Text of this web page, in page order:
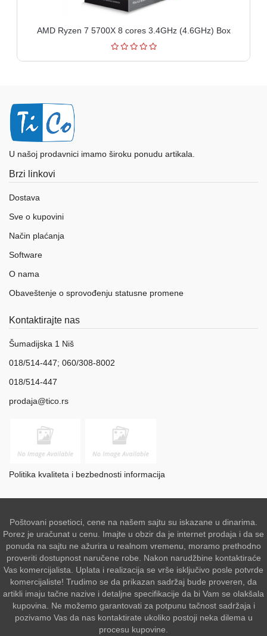
AMD Ryzen 7 5700X 8 cores 3.4GHz (4.6GHz) Box
U našoj prodavnici imamo široku ponudu artikala.
Brzi linkovi
Dostava
Sve o kupovini
Način plaćanja
Software
O nama
Obaveštenje o sprovođenju statusne promene
Kontaktirajte nas
Šumadijska 1 Niš
018/514-447; 060/308-8002
018/514-447
prodaja@tico.rs
Politika kvaliteta i bezbednosti informacija
Poštovani posetioci, cene na našem sajtu su iskazane u dinarima.
Porez je uračunat u cenu. Imajte u obzir da je internet prodaja i da se
ponuda na sajtu ne ažurira u realnom vremenu, moramo prethodno
proveriti dostupnost naručene robe. Nakon narudžbine kontaktiraće
Vas komercijalista. Uplata i realizacija se vrše isključivo posle potvrde
komercijaliste! Trudimo se da prikazan sadržaj bude proveren, da
artikli imaju tačne nazive i detaljne specifikacije da bi Vam se olakšala
kupovina. Ne možemo garantovati za potpunu tačnost sadržaja i
pozivamo Vas da nas kontaktirate ukoliko postoji neka dilema u
procesu kupovine.